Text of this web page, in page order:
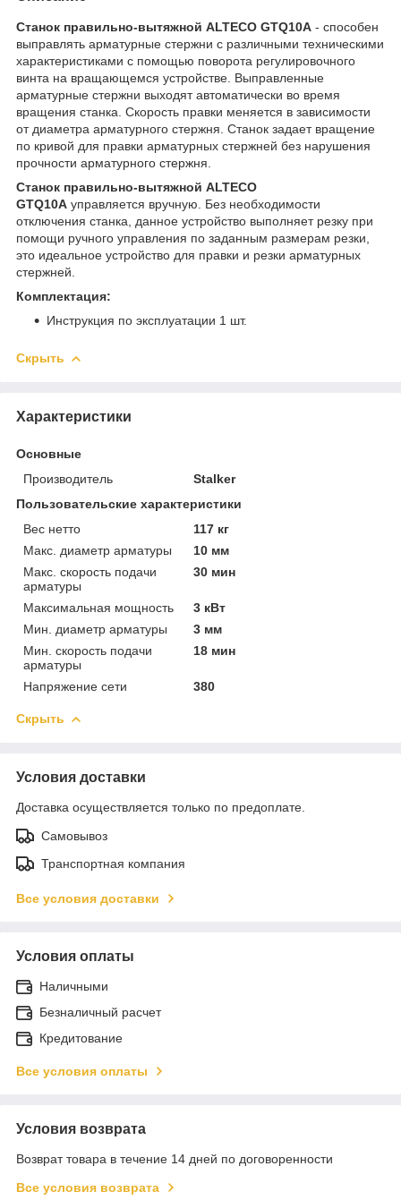
Станок правильно-вытяжной ALTECO GTQ10А - способен
выправлять арматурные стержни с различными техническими
характеристиками с помощью поворота регулировочного
винта на вращающемся устройстве. Выправленные
арматурные стержни выходят автоматически во время
вращения станка. Скорость правки меняется в зависимости
от диаметра арматурного стержня. Станок задает вращение
по кривой для правки арматурных стержней без нарушения
прочности арматурного стержня.
Станок правильно-вытяжной ALTECO
GTQ10А управляется вручную. Без необходимости
отключения станка, данное устройство выполняет резку при
помощи ручного управления по заданным размерам резки,
это идеальное устройство для правки и резки арматурных
стержней.
Комплектация:
Инструкция по эксплуатации 1 шт.
Скрыть
Характеристики
Основные
Производитель
Stalker
Пользовательские характеристики
Вес нетто
117 кг
Макс. диаметр арматуры
10 мм
Макс. скорость подачи
арматуры
30 мин
Максимальная мощность
3 кВт
Мин. диаметр арматуры
3 мм
Мин. скорость подачи
арматуры
18 мин
Напряжение сети 380
Скрыть
Условия доставки
Доставка осуществляется только по предоплате.
Самовывоз
Транспортная компания
Все условия доставки
Условия оплаты
Наличными
Безналичный расчет
Кредитование
Все условия оплаты
Условия возврата
Возврат товара в течение 14 дней по договоренности
Все условия возврата